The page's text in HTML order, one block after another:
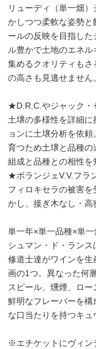
リューディ（単一畑
かしつつ柔軟な姿勢
ールの反映を目指し
ル豊かで土地のエネ
集めるクオリティも
の高さも見逃せません
★D.R.C.やジャック・
土壌の多様性を詳細
ョンに土壌分析を依
育つため土壌と品種
組成と品種との相性を
★ボランジェV.V.フラ
フィロキセラの被害
かし、接ぎ木なし・高
単一年×単一品種×単
シュマン・ド・ラン
修道士達がワインを
画の1つ。異なった何
スピール、燻煙、ロ
鮮明なフレーバーを構
な口当たりを持つキュ
※エチケットにヴィン